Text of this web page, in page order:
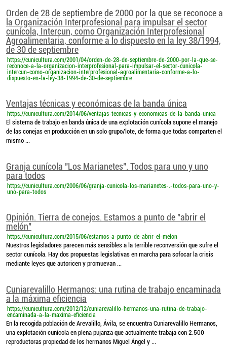
Orden de 28 de septiembre de 2000 por la que se reconoce a
la Organización Interprofesional para impulsar el sector
cunícola, Intercun, como Organización Interprofesional
Agroalimentaria, conforme a lo dispuesto en la ley 38/1994,
de 30 de septiembre
https://cunicultura.com/2001/04/orden-de-28-de-septiembre-de-2000-por-la-que-se-
reconoce-a-la-organizacion-interprofesional-para-impulsar-el-sector-cunicola-
intercun-como-organizacion-interprofesional-agroalimentaria-conforme-a-lo-
dispuesto-en-la-ley-38-1994-de-30-de-septiembre
Ventajas técnicas y económicas de la banda única
https://cunicultura.com/2014/06/ventajas-tecnicas-y-economicas-de-la-banda-unica
El sistema de trabajo en banda única de una explotación cunícola supone el manejo
de las conejas en producción en un solo grupo/lote, de forma que todas comparten el
mismo ...
Granja cunícola "Los Marianetes". Todos para uno y uno
para todos
https://cunicultura.com/2006/06/granja-cunicola-los-marianetes-.-todos-para-uno-y-
uno-para-todos
Opinión. Tierra de conejos. Estamos a punto de "abrir el
melón"
https://cunicultura.com/2015/06/estamos-a-punto-de-abrir-el-melon
Nuestros legisladores parecen más sensibles a la terrible reconversión que sufre el
sector cunícola. Hay dos propuestas legislativas en marcha para sofocar la crisis
mediante leyes que autoricen y promuevan ...
Cuniarevalillo Hermanos: una rutina de trabajo encaminada
a la máxima eficiencia
https://cunicultura.com/2012/12/cuniarevalillo-hermanos-una-rutina-de-trabajo-
encaminada-a-la-maxima-eficiencia
En la recogida población de Arevalillo, Ávila, se encuentra Cuniarevalillo Hermanos,
una explotación cunícola en plena pujanza que actualmente trabaja con 2.500
reproductoras propiedad de los hermanos Miguel Ángel y ...